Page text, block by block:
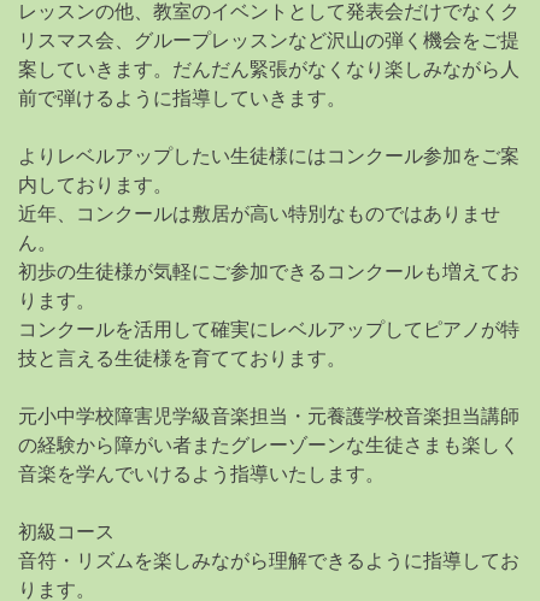
レッスンの他、教室のイベントとして発表会だけでなくク
リスマス会、グループレッスンなど沢山の弾く機会をご提
案していきます。だんだん緊張がなくなり楽しみながら人
前で弾けるように指導していきます。
よりレベルアップしたい生徒様にはコンクール参加をご案
内しております。
近年、コンクールは敷居が高い特別なものではありませ
ん。
初歩の生徒様が気軽にご参加できるコンクールも増えてお
ります。
コンクールを活用して確実にレベルアップしてピアノが特
技と言える生徒様を育てております。
元小中学校障害児学級音楽担当・元養護学校音楽担当講師
の経験から障がい者またグレーゾーンな生徒さまも楽しく
音楽を学んでいけるよう指導いたします。
初級コース
音符・リズムを楽しみながら理解できるように指導してお
ります。